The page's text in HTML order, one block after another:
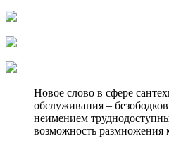
Новое слово в сфере
обслуживания –
неимением
возможность размножения